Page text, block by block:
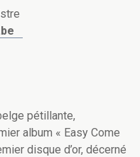
pétillante,
album « Easy Come
disque d’or, décerné